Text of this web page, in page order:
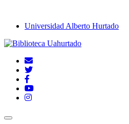
Universidad Alberto Hurtado